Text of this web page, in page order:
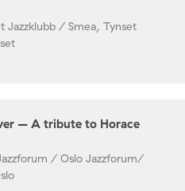
Jazzklubb / Smea, Tynset
– A tribute to Horace
/ Oslo Jazzforum/